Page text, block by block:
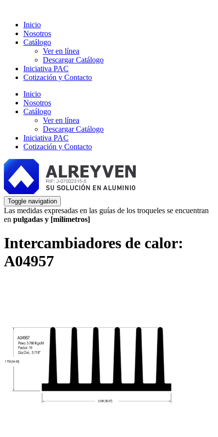
Inicio
Nosotros
Catálogo
Ver en línea
Descargar Catálogo
Iniciativa PAC
Cotización y Contacto
Inicio
Nosotros
Catálogo
Ver en línea
Descargar Catálogo
Iniciativa PAC
Cotización y Contacto
Toggle navigation
Las medidas expresadas en las guías de los troqueles se encuentran
en pulgadas y [milímetros]
Intercambiadores de calor:
A04957